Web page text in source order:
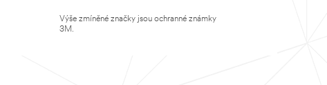
Výše zmíněné značky jsou ochranné známky
3M.